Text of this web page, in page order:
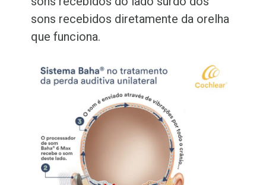
sons recebidos diretamente da orelha
que funciona.